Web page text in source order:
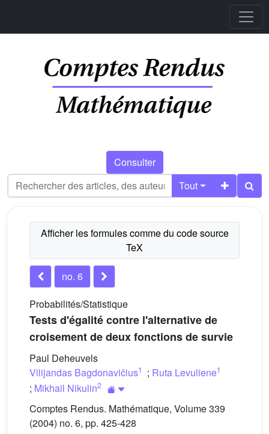
Consulter
Tout
no. 6
Probabilités/Statistique
Tests d'égalité contre l'alternative de
croisement de deux fonctions de survie
Paul Deheuvels
Vilijandas Bagdonavičius1 ; Ruta Levuliene1
; Mikhail Nikulin2
Comptes Rendus. Mathématique, Volume 339
(2004) no. 6, pp. 425-428